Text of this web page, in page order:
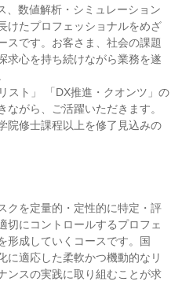
、数値解析・シミュレーション
けたプロフェッショナルをめざ
スです。お客さま、社会の課題
求心を持ち続けながら業務を遂
スト」 「DX推進・クオンツ」の
がら、ご活躍いただきます。
院修士課程以上を修了見込みの
クを定量的・定性的に特定・評
切にコントロールするプロフェ
形成していくコースです。国
に適応した柔軟かつ機動的なリ
ンスの実践に取り組むことが求